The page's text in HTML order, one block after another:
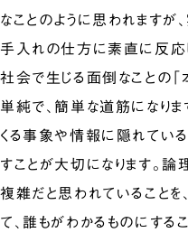
なことのように思われます
手入れの仕方に素直に反応
社会で生じる面倒なことの「
単純で、簡単な道筋になり
くる事象や情報に隠れている
すことが大切になります。論
複雑だと思われていることを
て、誰もがわかるものにする